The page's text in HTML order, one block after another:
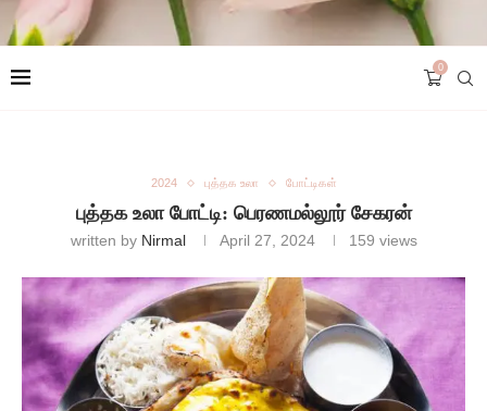
0
2024 புத்தக உலா போட்டிகள்
புத்தக உலா போட்டி: பெரணமல்லூர் சேகரன்
written by Nirmal April 27, 2024 159 views